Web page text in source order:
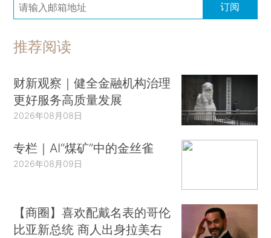
订阅
推荐阅读
财新观察｜健全金融机构治理
更好服务高质量发展
2026年08月08日
专栏｜AI“煤矿”中的金丝雀
2026年08月09日
【商圈】喜欢配戴名表的哥伦
比亚新总统 商人出身拉美右